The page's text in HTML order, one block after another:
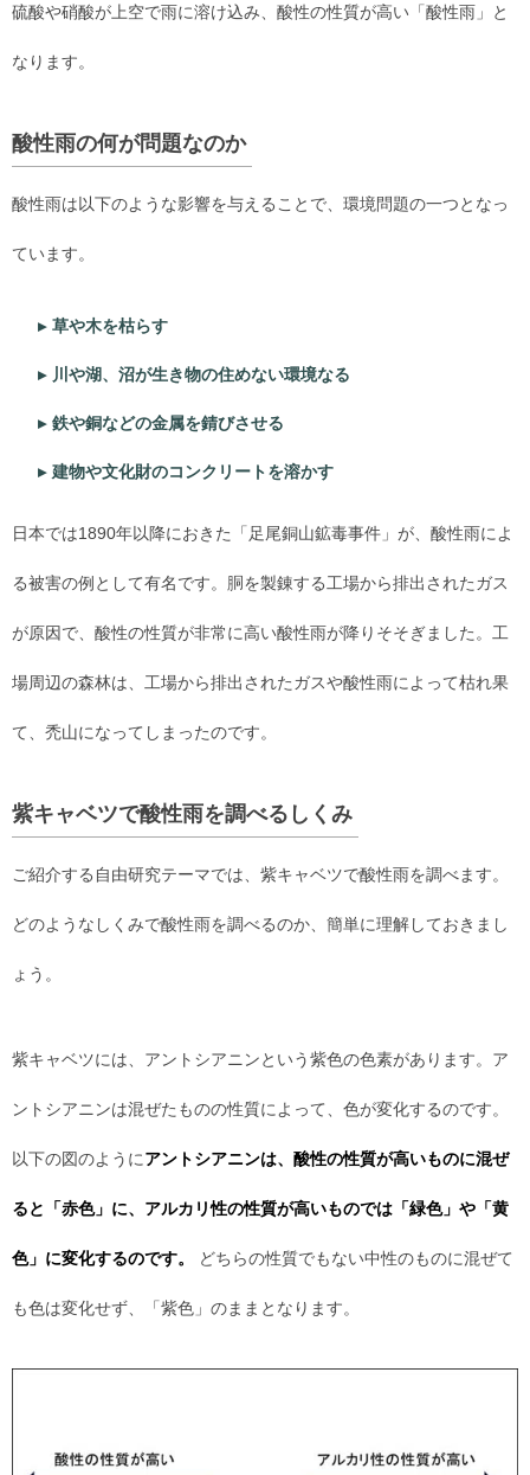
硫酸や硝酸が上空で雨に溶け込み、酸性の性質が高い「酸性雨」と
なります。
酸性雨の何が問題なのか
酸性雨は以下のような影響を与えることで、環境問題の一つとなっ
ています。
草や木を枯らす
川や湖、沼が生き物の住めない環境なる
鉄や銅などの金属を錆びさせる
建物や文化財のコンクリートを溶かす
日本では1890年以降におきた「足尾銅山鉱毒事件」が、酸性雨によ
る被害の例として有名です。胴を製錬する工場から排出されたガス
が原因で、酸性の性質が非常に高い酸性雨が降りそそぎました。工
場周辺の森林は、工場から排出されたガスや酸性雨によって枯れ果
て、禿山になってしまったのです。
紫キャベツで酸性雨を調べるしくみ
ご紹介する自由研究テーマでは、紫キャベツで酸性雨を調べます。
どのようなしくみで酸性雨を調べるのか、簡単に理解しておきまし
ょう。
紫キャベツには、アントシアニンという紫色の色素があります。ア
ントシアニンは混ぜたものの性質によって、色が変化するのです。
以下の図のようにアントシアニンは、酸性の性質が高いものに混ぜ
ると「赤色」に、アルカリ性の性質が高いものでは「緑色」や「黄
色」に変化するのです。 どちらの性質でもない中性のものに混ぜて
も色は変化せず、「紫色」のままとなります。